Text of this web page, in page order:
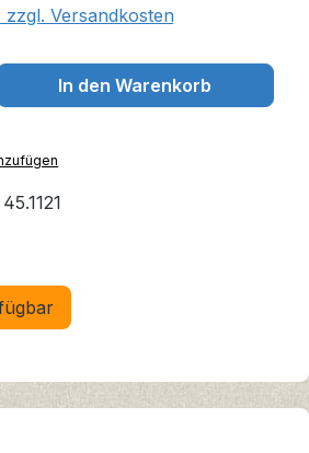
Versandkosten
Gib den
In den Warenkorb
45.1121